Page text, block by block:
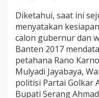
Diketahui, saat ini
menyatakan
calon gubernur dan
Banten 2017
petahana Rano
Mulyadi Jayabaya,
politisi Partai Golkar
Bupati Serang